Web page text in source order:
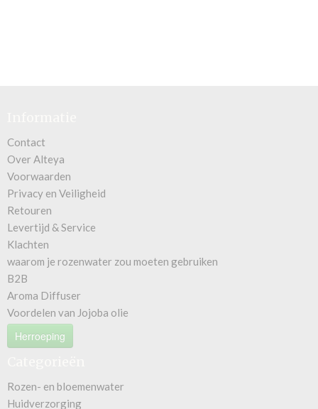
Contact
Over Alteya
Voorwaarden
Privacy en Veiligheid
Retouren
Levertijd & Service
Klachten
waarom je rozenwater zou moeten gebruiken
B2B
Aroma Diffuser
Voordelen van Jojoba olie
Herroeping
Rozen- en bloemenwater
Huidverzorging